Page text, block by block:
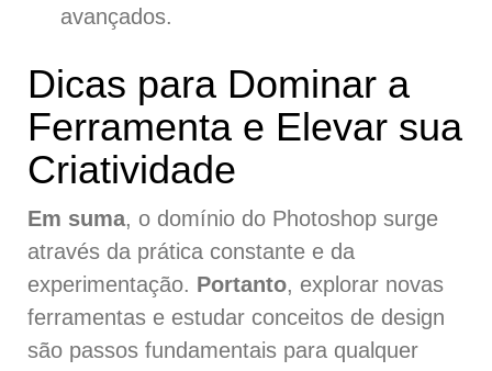
avançados.
Dicas para Dominar a
Ferramenta e Elevar sua
Criatividade
Em suma, o domínio do Photoshop surge
através da prática constante e da
experimentação. Portanto, explorar novas
ferramentas e estudar conceitos de design
são passos fundamentais para qualquer